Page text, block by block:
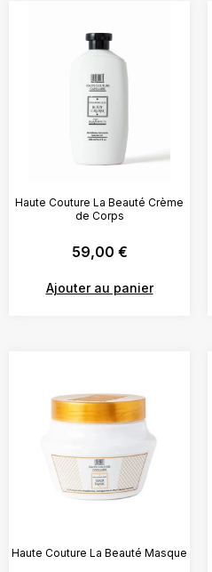
Haute Couture La Beauté Crème
de Corps
59,00 €
Ajouter au panier
Haute Couture La Beauté Masque